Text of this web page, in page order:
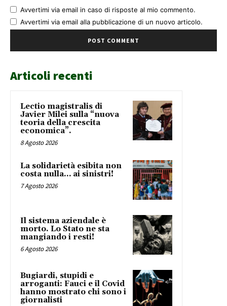
Avvertimi via email in caso di risposte al mio commento.
Avvertimi via email alla pubblicazione di un nuovo articolo.
Articoli recenti
Lectio magistralis di
Javier Milei sulla “nuova
teoria della crescita
economica”.
8 Agosto 2026
La solidarietà esibita non
costa nulla… ai sinistri!
7 Agosto 2026
Il sistema aziendale è
morto. Lo Stato ne sta
mangiando i resti!
6 Agosto 2026
Bugiardi, stupidi e
arroganti: Fauci e il Covid
hanno mostrato chi sono i
giornalisti